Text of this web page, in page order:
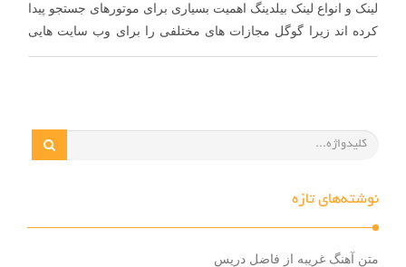
لینک و انواع لینک بیلدینگ اهمیت بسیاری برای موتورهای جستجو پیدا
کرده اند زیرا گوگل مجازات های مختلفی را برای وب سایت هایی
که لینک کیفیت …
نوشته‌های تازه
متن آهنگ غریبه از فاضل دریس